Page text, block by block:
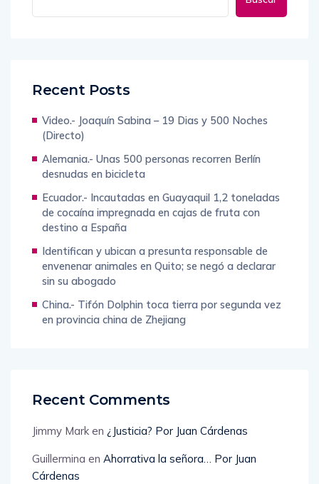
Recent Posts
Video.- Joaquín Sabina – 19 Dias y 500 Noches
(Directo)
Alemania.- Unas 500 personas recorren Berlín
desnudas en bicicleta
Ecuador.- Incautadas en Guayaquil 1,2 toneladas
de cocaína impregnada en cajas de fruta con
destino a España
Identifican y ubican a presunta responsable de
envenenar animales en Quito; se negó a declarar
sin su abogado
China.- Tifón Dolphin toca tierra por segunda vez
en provincia china de Zhejiang
Recent Comments
Jimmy Mark en ¿Justicia? Por Juan Cárdenas
Guillermina en Ahorrativa la señora… Por Juan
Cárdenas